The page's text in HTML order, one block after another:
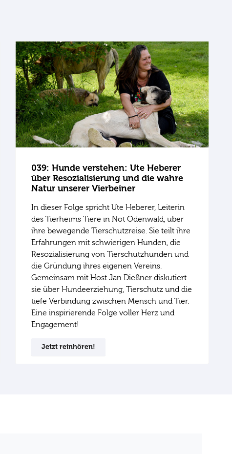
039: Hunde verstehen: Ute Heberer
über Resozialisierung und die wahre
Natur unserer Vierbeiner
In dieser Folge spricht Ute Heberer, Leiterin
des Tierheims Tiere in Not Odenwald, über
ihre bewegende Tierschutzreise. Sie teilt ihre
Erfahrungen mit schwierigen Hunden, die
Resozialisierung von Tierschutzhunden und
die Gründung ihres eigenen Vereins.
Gemeinsam mit Host Jan Dießner diskutiert
sie über Hundeerziehung, Tierschutz und die
tiefe Verbindung zwischen Mensch und Tier.
Eine inspirierende Folge voller Herz und
Engagement!
Jetzt reinhören!